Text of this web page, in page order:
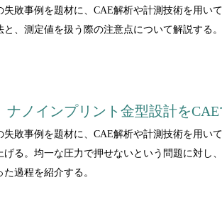
敗事例を題材に、CAE解析や計測技術を用い
、測定値を扱う際の注意点について解説する。
ノインプリント金型設計をCAE
敗事例を題材に、CAE解析や計測技術を用い
る。均一な圧力で押せないという問題に対し
過程を紹介する。